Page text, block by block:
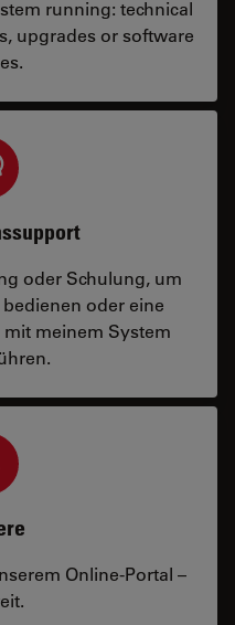
running: technical
upgrades or software
oder Schulung, um
oder eine
meinem System
Online-Portal –